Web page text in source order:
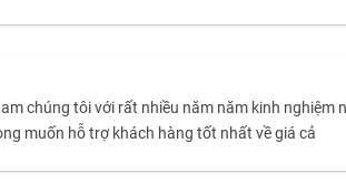
chúng tôi với rất nhiều năm năm kinh nghiệm
muốn hỗ trợ khách hàng tốt nhất về giá cả